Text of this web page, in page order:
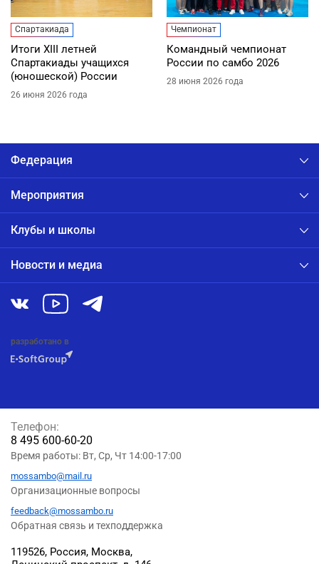
Спартакиада
Итоги XIII летней
Спартакиады учащихся
(юношеской) России
26 июня 2026 года
Чемпионат
Командный чемпионат
России по самбо 2026
28 июня 2026 года
Федерация
Мероприятия
Клубы и школы
Новости и медиа
разработано в
119526, Россия, Москва,
Телефон:
8 495 600-60-20
Время работы: Вт, Ср, Чт 14:00-17:00
mossambo@mail.ru
Организационные вопросы
feedback@mossambo.ru
Обратная связь и техподдержка